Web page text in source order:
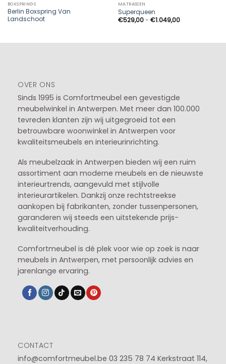
BOXSPRINGS
Berlin Boxspring Van
Landschoot
MATRASSEN
Superqueen
€529,00- €1.049,00Prijsklasse:
€529,00
OVER ONS
Sinds 1995 is Comfortmeubel een gevestigde
meubelwinkel in Antwerpen. Met meer dan 100.000
tevreden klanten zijn wij uitgegroeid tot een
betrouwbare woonwinkel in Antwerpen voor
kwaliteitsmeubels en interieurinrichting.
Als meubelzaak in Antwerpen bieden wij een ruim
assortiment aan moderne meubels en de nieuwste
interieurtrends, aangevuld met stijlvolle
interieurartikelen. Dankzij onze rechtstreekse
aankopen bij fabrikanten, zonder tussenpersonen,
garanderen wij steeds een uitstekende prijs-
kwaliteitverhouding.
Comfortmeubel is dé plek voor wie op zoek is naar
meubels in Antwerpen, met persoonlijk advies en
jarenlange ervaring.
CONTACT
info@comfortmeubel.be 03 235 78 74 Kerkstraat 114,